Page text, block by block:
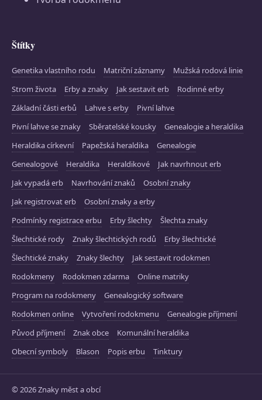
Štítky
Genetika vlastního rodu Matriční záznamy
Mužská rodová linie
Strom života
Erby a znaky Jak sestavit erb
Rodinné erby
Základní části erbů
Lahve s erby
Pivní lahve
Pivní lahve se znaky
Sběratelské kousky
Genealogie a heraldika
Heraldika církevní
Papežská heraldika
Genealogie
Genealogové
Heraldika Heraldikové
Jak navrhnout erb
Jak vypadá erb
Navrhování znaků
Osobní znaky
Jak registrovat erb
Osobní znaky a erby
Podmínky registrace erbu
Erby šlechty
Šlechta znaky
Šlechtické rody
Znaky šlechtických rodů
Erby šlechtické
Šlechtické znaky
Znaky šlechty
Jak sestavit rodokmen
Rodokmeny
Rodokmen zdarma
Online matriky
Program na rodokmeny
Genealogický software
Rodokmen online
Vytvoření rodokmenu
Genealogie příjmení
Původ příjmení
Znak obce
Komunální heraldika
Obecní symboly
Blason Popis erbu Tinktury
© 2026 Znaky měst a obcí